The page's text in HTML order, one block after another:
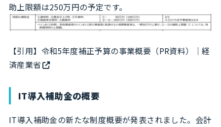
助上限額は250万円の予定です。
【引用】 令和5年度補正予算の事業概要（PR資料）｜経
済産業省
IT導入補助金の概要
IT導入補助金の新たな制度概要が発表されました。会計